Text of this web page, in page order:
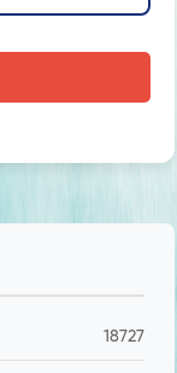
18727